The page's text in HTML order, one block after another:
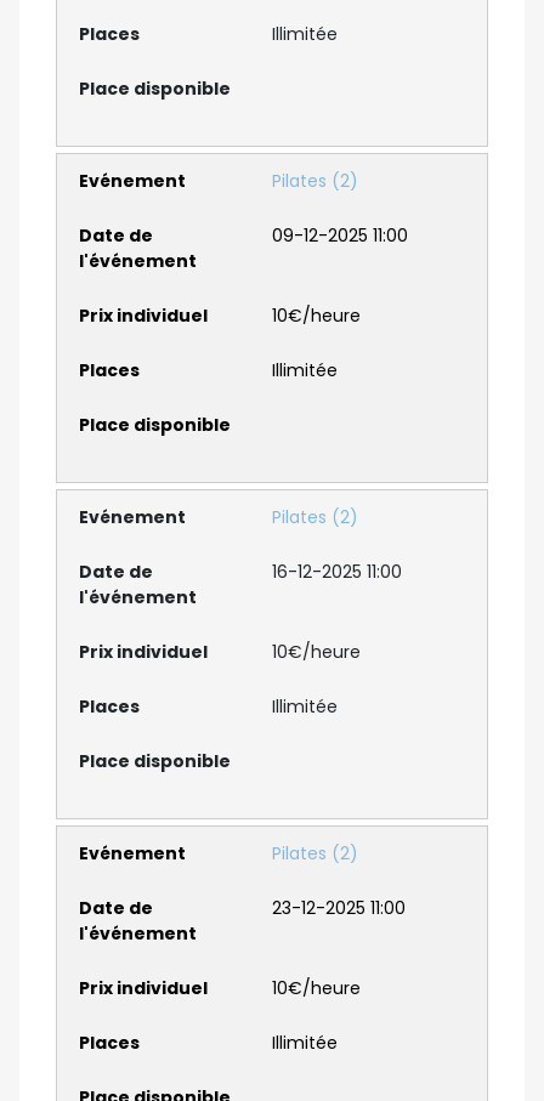
Illimitée
Pilates (2)
09-12-2025 11:00
10€/heure
Illimitée
Pilates (2)
16-12-2025 11:00
10€/heure
Illimitée
Pilates (2)
23-12-2025 11:00
10€/heure
Illimitée